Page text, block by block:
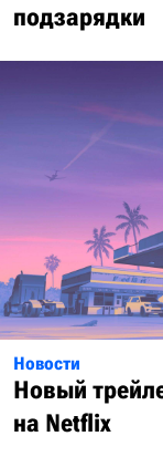
подзарядки
Новости
Новый
на Netflix